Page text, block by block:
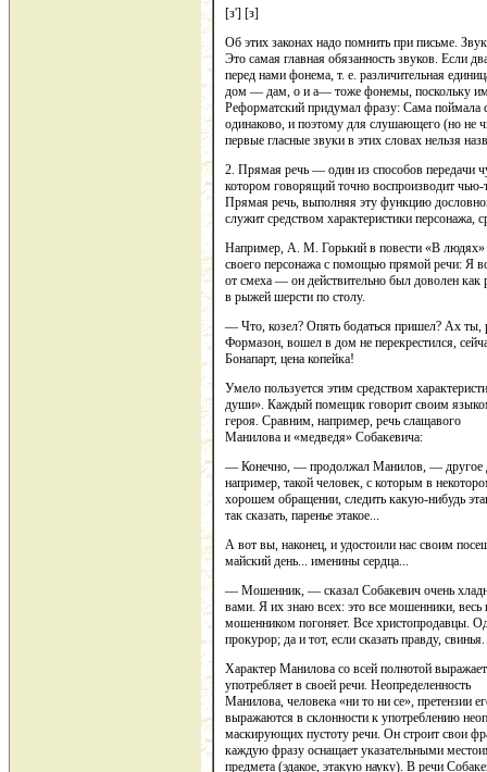
[з'] [з]
Об этих законах надо помнить при письме.
Это самая главная обязанность звуков. Если
перед нами фонема, т. е. различительная
дом — дам, о и а— тоже фонемы, поскольку
Реформатский придумал фразу: Сама поймала
одинаково, и поэтому для слушающего (но не
первые гласные звуки в этих словах нельзя
2. Прямая речь — один из способов передачи
котором говорящий точно воспроизводит чью-
Прямая речь, выполняя эту функцию
служит средством характеристики персонажа,
Например, А. М. Горький в повести «В людях»
своего персонажа с помощью прямой речи: Я
от смеха — он действительно был доволен как
в рыжей шерсти по столу.
— Что, козел? Опять бодаться пришел? Ах ты,
Формазон, вошел в дом не перекрестился,
Бонапарт, цена копейка!
Умело пользуется этим средством
души». Каждый помещик говорит своим
героя. Сравним, например, речь слащавого
Манилова и «медведя» Собакевича:
— Конечно, — продолжал Манилов, — другое
например, такой человек, с которым в
хорошем обращении, следить какую-нибудь
так сказать, паренье этакое...
А вот вы, наконец, и удостоили нас своим
майский день... именины сердца...
— Мошенник, — сказал Собакевич очень
вами. Я их знаю всех: это все мошенники,
мошенником погоняет. Все христопродавцы.
прокурор; да и тот, если сказать правду, свинья.
Характер Манилова со всей полнотой
употребляет в своей речи. Неопределенность
Манилова, человека «ни то ни се», претензии
выражаются в склонности к употреблению
маскирующих пустоту речи. Он строит свои
каждую фразу оснащает указательными
предмета (эдакое, этакую науку). В речи